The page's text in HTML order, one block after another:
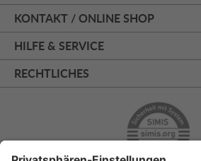
KONTAKT / ONLINE SHOP
HILFE & SERVICE
RECHTLICHES